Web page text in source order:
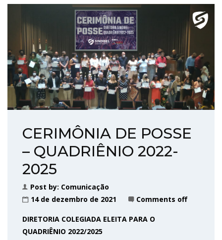
CERIMÔNIA DE POSSE
– QUADRIÊNIO 2022-
2025
Post by: Comunicação
14 de dezembro de 2021
Comments off
DIRETORIA COLEGIADA ELEITA PARA O
QUADRIÊNIO 2022/2025